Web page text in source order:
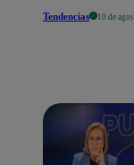
Tendencias 10 de